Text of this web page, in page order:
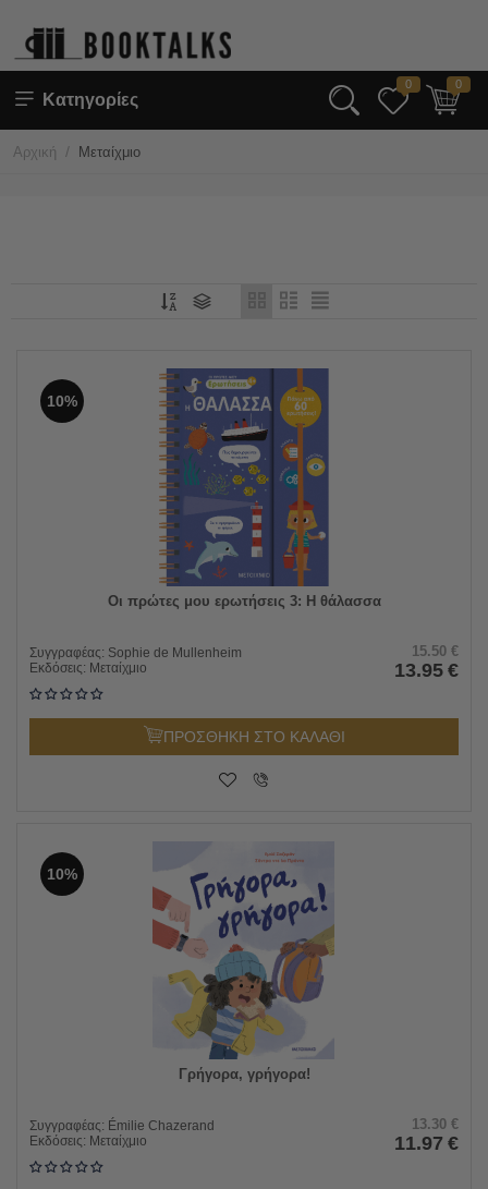
Κατηγορίες
0 0
Αρχική / Μεταίχμιο
10%
Οι πρώτες μου ερωτήσεις 3: Η θάλασσα
Συγγραφέας: Sophie de Mullenheim
Εκδόσεις: Μεταίχμιο
15.50 €
13.95 €
ΠΡΟΣΘΗΚΗ ΣΤΟ ΚΑΛΑΘΙ
10%
Γρήγορα, γρήγορα!
Συγγραφέας: Émilie Chazerand
Εκδόσεις: Μεταίχμιο
13.30 €
11.97 €